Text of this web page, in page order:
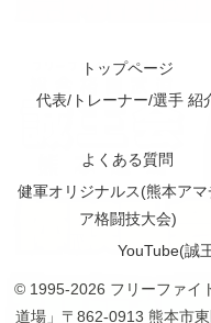
トップページ
代表/トレーナー/選手 紹
よくある質問
健軍オリジナルス(熊本アマ
ア格闘技大会)
YouTube(誠
© 1995-2026 フリーファイ
道場」〒862-0913 熊本市